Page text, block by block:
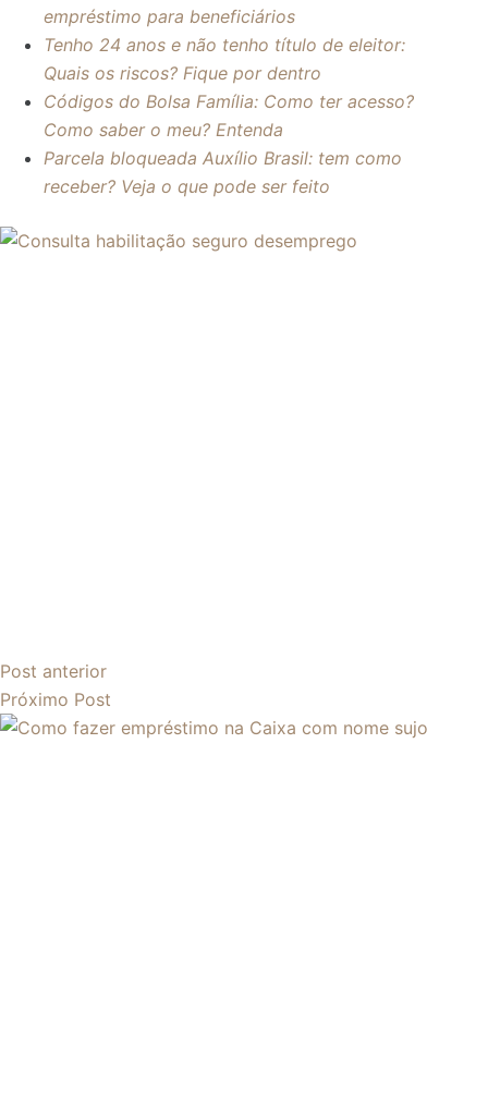
empréstimo para beneficiários
Tenho 24 anos e não tenho título de eleitor:
Quais os riscos? Fique por dentro
Códigos do Bolsa Família: Como ter acesso?
Como saber o meu? Entenda
Parcela bloqueada Auxílio Brasil: tem como
receber? Veja o que pode ser feito
Post anterior
Próximo Post